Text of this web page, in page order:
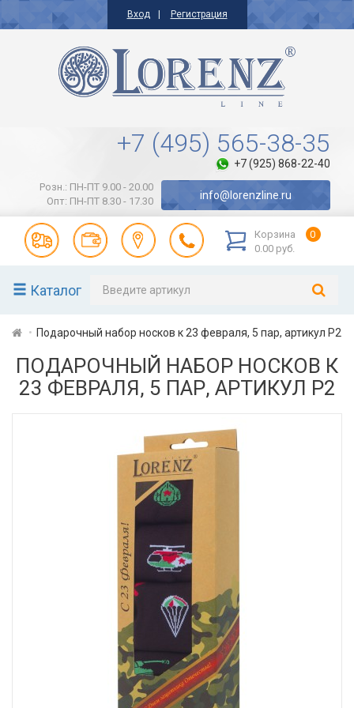
Вход Регистрация
+7 (495) 565-38-35
+7 (925) 868-22-40
Розн.: ПН-ПТ 9.00 - 20.00
Опт: ПН-ПТ 8.30 - 17.30
info@lorenzline.ru
Корзина
0
0.00 руб.
Каталог
Подарочный набор носков к 23 февраля, 5 пар, артикул Р2
ПОДАРОЧНЫЙ НАБОР НОСКОВ К
23 ФЕВРАЛЯ, 5 ПАР, АРТИКУЛ Р2